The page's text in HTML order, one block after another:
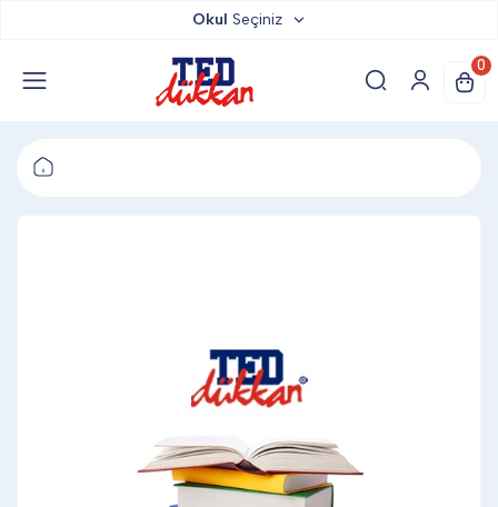
TED YAYINLARI
BARDAK ALTLIĞI & MAGNET
BLOKNOT & DEFTER
Okul Seçiniz
0